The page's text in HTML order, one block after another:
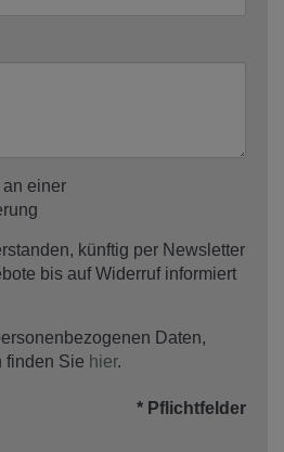
an einer
künftig per Newsletter
bis auf Widerruf informiert
Daten,
finden Sie hier.
* Pflichtfelder